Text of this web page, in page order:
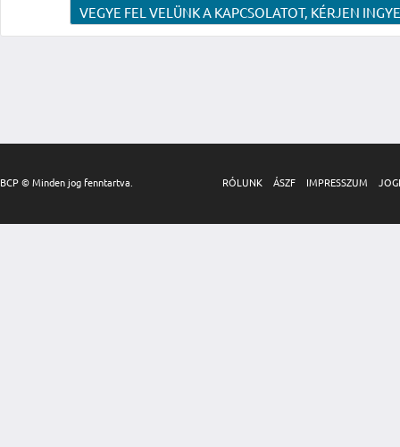
VEGYE FEL VELÜNK A KAPCSOLATOT, KÉRJEN
BCP © Minden jog fenntartva. RÓLUNK ÁSZF IMPRESSZUM